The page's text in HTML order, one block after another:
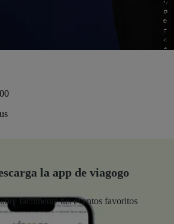
la app de viagogo
fácilmente tus eventos favoritos